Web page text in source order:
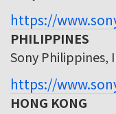
https://
PHILIPPINES
Sony Philippines,
https://
HONG KONG